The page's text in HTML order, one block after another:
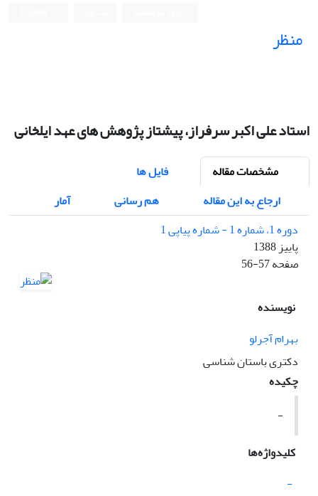
منظر
استاد علی اکبر سرفراز، پیشتاز پژوهش های عهد ایلخانی
مشخصات مقاله
فایل ها
ارجاع به این مقاله
هم رسانی
آمار
دوره 1، شماره 1 - شماره پیاپی 1
پاییز 1388
صفحه56-57
نویسنده
بهرام آجرلو
دکتری باستان شناسی
چکیده
-
کلیدواژه‌ها
-